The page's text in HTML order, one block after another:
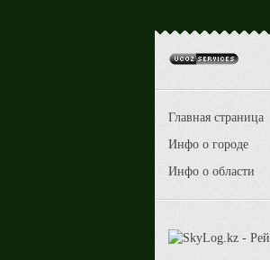
Главная страница
Инфо о городе
Инфо о области